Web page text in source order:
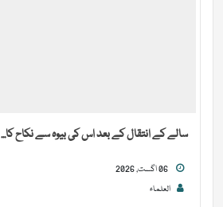
سالے کے انتقال کے بعد اس کی بیوہ سے نکاح کا...
العلماء